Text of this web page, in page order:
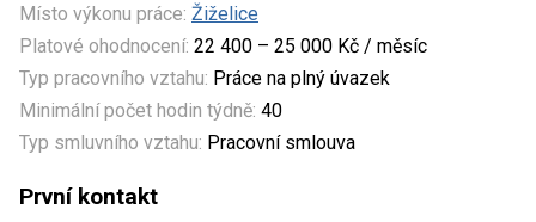
Místo výkonu práce: Žiželice
Platové ohodnocení: 22 400 – 25 000 Kč / měsíc
Typ pracovního vztahu: Práce na plný úvazek
Minimální počet hodin týdně: 40
Typ smluvního vztahu: Pracovní smlouva
První kontakt